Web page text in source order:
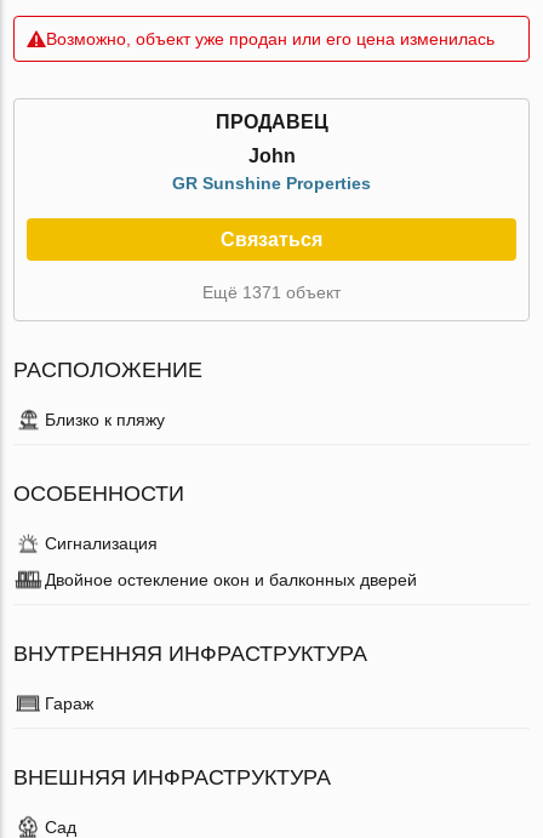
Возможно, объект уже продан или его цена изменилась
ПРОДАВЕЦ
John
GR Sunshine Properties
Связаться
Ещё 1371 объект
РАСПОЛОЖЕНИЕ
Близко к пляжу
ОСОБЕННОСТИ
Сигнализация
Двойное остекление окон и балконных дверей
ВНУТРЕННЯЯ ИНФРАСТРУКТУРА
Гараж
ВНЕШНЯЯ ИНФРАСТРУКТУРА
Сад